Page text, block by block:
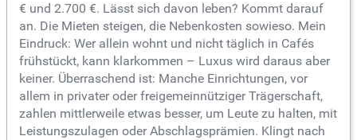
€ und 2.700 €. Lässt sich davon leben? Kommt darauf
an. Die Mieten steigen, die Nebenkosten sowieso. Mein
Eindruck: Wer allein wohnt und nicht täglich in Cafés
frühstückt, kann klarkommen – Luxus wird daraus aber
keiner. Überraschend ist: Manche Einrichtungen, vor
allem in privater oder freigemeinnütziger Trägerschaft,
zahlen mittlerweile etwas besser, um Leute zu halten, mit
Leistungszulagen oder Abschlagsprämien. Klingt nach